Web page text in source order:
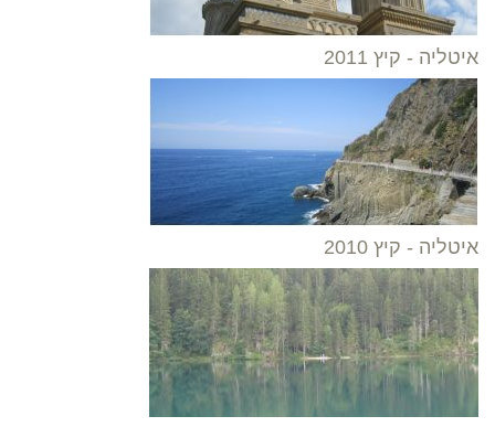
איטליה - קיץ 2011
איטליה - קיץ 2010